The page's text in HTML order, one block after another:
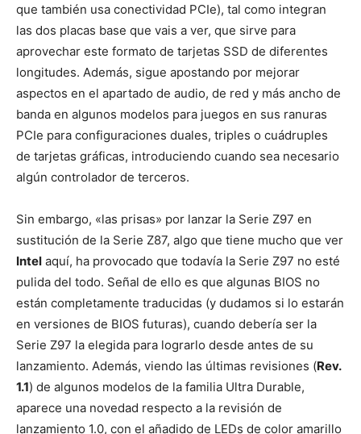
que también usa conectividad PCIe), tal como integran
las dos placas base que vais a ver, que sirve para
aprovechar este formato de tarjetas SSD de diferentes
longitudes. Además, sigue apostando por mejorar
aspectos en el apartado de audio, de red y más ancho de
banda en algunos modelos para juegos en sus ranuras
PCIe para configuraciones duales, triples o cuádruples
de tarjetas gráficas, introduciendo cuando sea necesario
algún controlador de terceros.
Sin embargo, «las prisas» por lanzar la Serie Z97 en
sustitución de la Serie Z87, algo que tiene mucho que ver
Intel aquí, ha provocado que todavía la Serie Z97 no esté
pulida del todo. Señal de ello es que algunas BIOS no
están completamente traducidas (y dudamos si lo estarán
en versiones de BIOS futuras), cuando debería ser la
Serie Z97 la elegida para lograrlo desde antes de su
lanzamiento. Además, viendo las últimas revisiones (Rev.
1.1) de algunos modelos de la familia Ultra Durable,
aparece una novedad respecto a la revisión de
lanzamiento 1.0, con el añadido de LEDs de color amarillo